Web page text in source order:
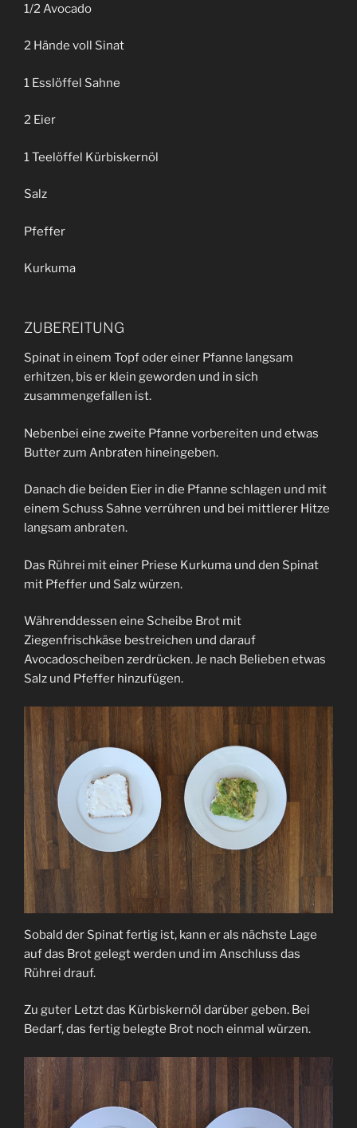
1/2 Avocado
2 Hände voll Sinat
1 Esslöffel Sahne
2 Eier
1 Teelöffel Kürbiskernöl
Salz
Pfeffer
Kurkuma
ZUBEREITUNG
Spinat in einem Topf oder einer Pfanne langsam
erhitzen, bis er klein geworden und in sich
zusammengefallen ist.
Nebenbei eine zweite Pfanne vorbereiten und etwas
Butter zum Anbraten hineingeben.
Danach die beiden Eier in die Pfanne schlagen und mit
einem Schuss Sahne verrühren und bei mittlerer Hitze
langsam anbraten.
Das Rührei mit einer Priese Kurkuma und den Spinat
mit Pfeffer und Salz würzen.
Währenddessen eine Scheibe Brot mit
Ziegenfrischkäse bestreichen und darauf
Avocadoscheiben zerdrücken. Je nach Belieben etwas
Salz und Pfeffer hinzufügen.
Sobald der Spinat fertig ist, kann er als nächste Lage
auf das Brot gelegt werden und im Anschluss das
Rührei drauf.
Zu guter Letzt das Kürbiskernöl darüber geben. Bei
Bedarf, das fertig belegte Brot noch einmal würzen.